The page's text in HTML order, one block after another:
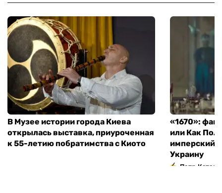
В Музее истории города Киева
открылась выставка, приуроченная
к 55-летию побратимства с Киото
«1670»:
или Как
имперский
Украину
Петр